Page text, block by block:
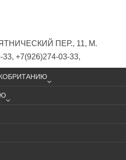
ПЕР., 11, М.
+7(926)274-03-33,